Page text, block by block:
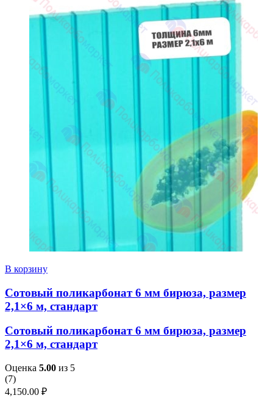
В корзину
Сотовый поликарбонат 6 мм бирюза, размер
2,1×6 м, стандарт
Сотовый поликарбонат 6 мм бирюза, размер
2,1×6 м, стандарт
Оценка 5.00 из 5
(7)
4,150.00 ₽